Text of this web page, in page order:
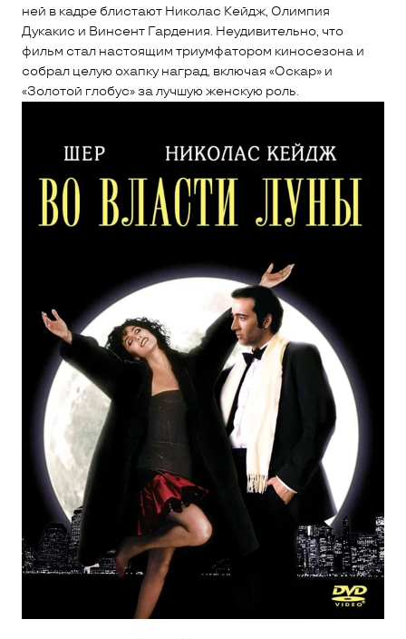
ней в кадре блистают Николас Кейдж, Олимпия
Дукакис и Винсент Гардения. Неудивительно, что
фильм стал настоящим триумфатором киносезона и
собрал целую охапку наград, включая «Оскар» и
«Золотой глобус» за лучшую женскую роль.